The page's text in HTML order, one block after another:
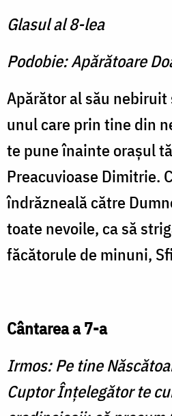
Glasul al 8-lea
Podobie: Apărătoare
Apărător al său
unul care prin tine din
te pune înainte oraşul
Preacuvioase Dimi­trie.
îndrăzneală către
toate nevoile, ca să
făcătorule de mi­nuni,
Cântarea a 7-a
Irmos: Pe tine
Cuptor Înţelegător te